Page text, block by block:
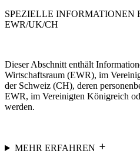
SPEZIELLE INFORMATIONEN
EWR/UK/CH
Dieser Abschnitt enthält
Wirtschaftsraum (EWR), im
der Schweiz (CH), deren
EWR, im Vereinigten Königreich
werden.
MEHR ERFAHREN